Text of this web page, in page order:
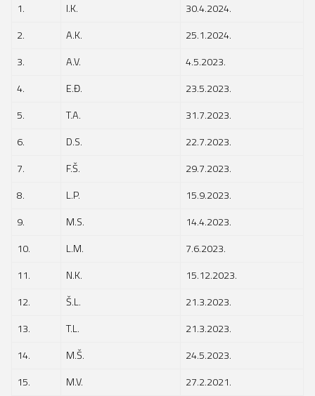
1.
I.K.
30.4.2024.
2.
A.K.
25.1.2024.
3.
A.V.
4.5.2023.
4.
E.Đ.
23.5.2023.
5.
T.A.
31.7.2023.
6.
D.S.
22.7.2023.
7.
F.Š.
29.7.2023.
8.
L.P.
15.9.2023.
9.
M.S.
14.4.2023.
10.
L.M.
7.6.2023.
11.
N.K.
15.12.2023.
12.
Š.L.
21.3.2023.
13.
T.L.
21.3.2023.
14.
M.Š.
24.5.2023.
15.
M.V.
27.2.2021.